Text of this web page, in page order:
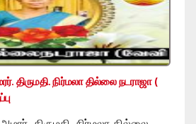
திருமதி. நிர்மலா தில்லை நடராஜா (